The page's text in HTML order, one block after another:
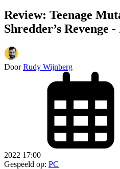
Review: Teenage
Shredder’s Revenge
Door Rudy Wijnberg
2022 17:00
Gespeeld op: PC